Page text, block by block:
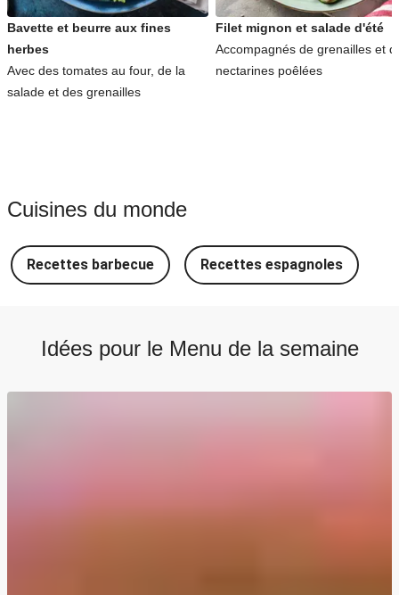
Bavette et beurre aux fines
herbes
Avec des tomates au four, de la
salade et des grenailles
Filet mignon et salade d'été
Accompagnés de grenailles et
nectarines poêlées
Cuisines du monde
Recettes barbecue Recettes espagnoles
Idées pour le Menu de la semaine